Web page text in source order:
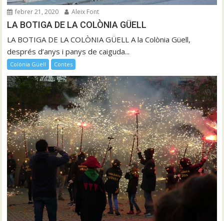
febrer 21, 2020 Aleix Font
LA BOTIGA DE LA COLÒNIA GÜELL
LA BOTIGA DE LA COLÒNIA GÜELL A la Colònia Güell,
després d’anys i panys de caiguda...
Colònia Güell Contes